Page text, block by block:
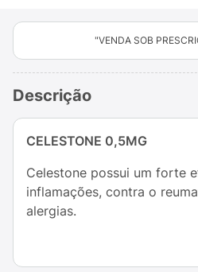
"VENDA SOB
Descrição
CELESTONE 0,5MG
Celestone possui um forte
inflamações, contra o
alergias.